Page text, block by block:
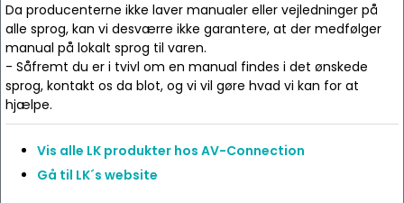
Da producenterne ikke laver manualer eller vejledninger på
alle sprog, kan vi desværre ikke garantere, at der medfølger
manual på lokalt sprog til varen.
- Såfremt du er i tvivl om en manual findes i det ønskede
sprog, kontakt os da blot, og vi vil gøre hvad vi kan for at
hjælpe.
Vis alle LK produkter hos AV-Connection
Gå til LK´s website